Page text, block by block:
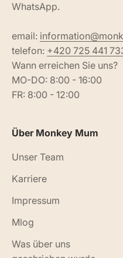
WhatsApp.
email:
telefon: +420 725 441
Wann erreichen Sie uns?
MO-DO: 8:00 - 16:00
FR: 8:00 - 12:00
Über Monkey Mum
Unser Team
Karriere
Impressum
Mlog
Was über uns